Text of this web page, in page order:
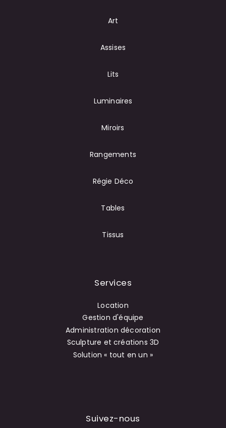
Art
Assises
Lits
Luminaires
Miroirs
Rangements
Régie Déco
Tables
Tissus
Services
Location
Gestion d'équipe
Administration décoration
Sculpture et créations 3D
Solution « tout en un »
Suivez-nous